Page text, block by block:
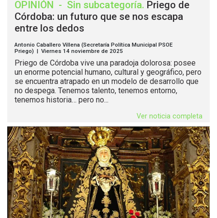
OPINIÓN - Sin subcategoría. Priego de
Córdoba: un futuro que se nos escapa
entre los dedos
Antonio Caballero Villena (Secretaría Política Municipal PSOE
Priego) | Viernes 14 noviembre de 2025
Priego de Córdoba vive una paradoja dolorosa: posee
un enorme potencial humano, cultural y geográfico, pero
se encuentra atrapado en un modelo de desarrollo que
no despega. Tenemos talento, tenemos entorno,
tenemos historia… pero no...
Ver noticia completa